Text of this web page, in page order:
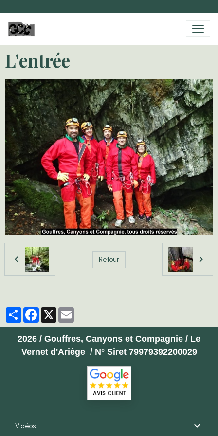
L'entrée
Retour
PartagerFacebook
X
2026 / Gouffres, Canyons et Compagnie / Le
Vernet d'Ariège / N° Siret 79979392200029
Vidéos